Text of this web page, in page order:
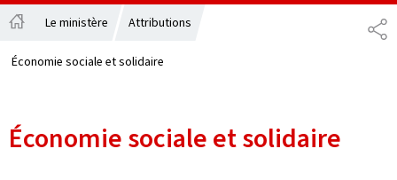
Le ministère Attributions
Économie sociale et solidaire
Économie sociale et solidaire